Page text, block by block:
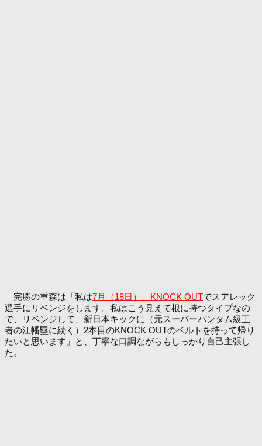
完勝の重森は「私は7月（18日）、KNOCK OUTでスアレック
選手にリベンジをします。私はこう見えて根に持つタイプなの
で、リベンジして、新日本キックに（元スーパーバンタム級王
者の江幡塁に続く）2本目のKNOCK OUTのベルトを持って帰り
たいと思います」と、丁寧な口調ながらもしっかり自己主張し
た。